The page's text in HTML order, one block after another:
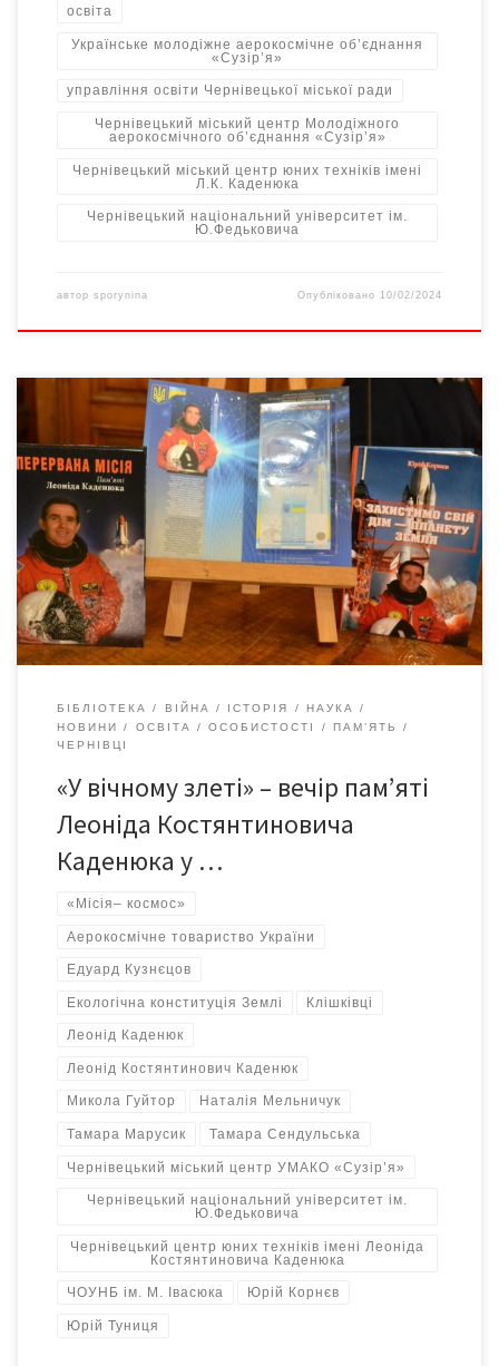
освіта
Українське молодіжне аерокосмічне об’єднання
«Сузір’я»
управління освіти Чернівецької міської ради
Чернівецький міський центр Молодіжного
аерокосмічного об’єднання «Сузір’я»
Чернівецький міський центр юних техніків імені
Л.К. Каденюка
Чернівецький національний університет ім.
Ю.Федьковича
автор sporynina Опубліковано 10/02/2024
31 січня 2024-го у Червоній залі Чернівецького Національного
університету ім. Ю.Федьковича відбувся творчий вечір,
присвячений пам’яті першого космонавта незалежної України
Леоніда Каденюка. Свій політ Л.К. Каденюк здійснив у складі
екіпажу американського космічного корабля «Колумбія» у
1997-му. Леонід Костянтинович залишив після себе
надзвичайно світлі спогади і пам’ять як про людину
майбутнього, […]
БІБЛІОТЕКА ВІЙНА ІСТОРІЯ
НАУКА
НОВИНИ
ОСВІТА ОСОБИСТОСТІ
ПАМ’ЯТЬ
ЧЕРНІВЦІ
«У вічному злеті» – вечір пам’яті
Леоніда Костянтиновича
Каденюка у …
«Місія– космос»
Аерокосмічне товариство України
Едуард Кузнєцов
Екологічна конституція Землі Клішківці
Леонід Каденюк
Леонід Костянтинович Каденюк
Микола Гуйтор Наталія Мельничук
Тамара Марусик Тамара Сендульська
Чернівецький міський центр УМАКО «Сузір’я»
Чернівецький національний університет ім.
Ю.Федьковича
Чернівецький центр юних техніків імені Леоніда
Костянтиновича Каденюка
ЧОУНБ ім. М. Івасюка Юрій Корнєв
Юрій Туниця